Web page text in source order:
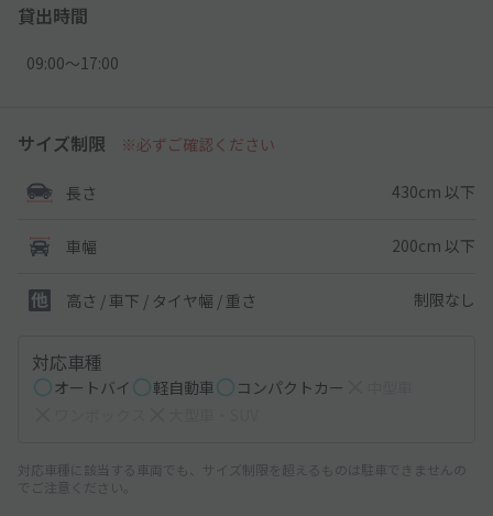
貸出時間
09:00〜17:00
サイズ制限 ※必ずご確認ください
長さ 430cm 以下
車幅 200cm 以下
高さ / 車下 / タイヤ幅 / 重さ 制限なし
対応車種
オートバイ 軽自動車 コンパクトカー
対応車種に該当する車両でも、サイズ制限を超えるものは駐車できませんの
でご注意ください。